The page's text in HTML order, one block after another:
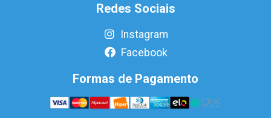
Redes Sociais
Instagram
Facebook
Formas de Pagamento